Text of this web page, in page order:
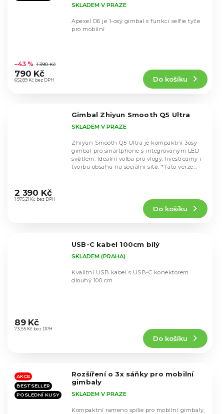
hodnocení
produktu
je
SKLADEM V PRAZE
652,89 Kč bez DPH
–43 % 1 390 Kč
790 Kč
Do košíku
Apexel D6 je 1-osý gimbal s funkcí selfie tyče
pro mobilní
Gimbal Zhiyun Smooth Q5 Ultra
hodnocení
produktu
SKLADEM V PRAZE
1 975,21 Kč bez DPH
2 390 Kč
Do košíku
Zhiyun Smooth Q5 Ultra je kompaktní 3osý
gimbal pro smartphone s integrovaným LED
světlem. Ideální volba pro vlogy, livestreamy i
tvorbu obsahu na sociální sítě. *Tato verze...
USB-C kabel 100cm bílý
hodnocení
produktu
hvězdiček.
SKLADEM (PRAHA)
73,55 Kč bez DPH
89 Kč
Do košíku
Kvalitní USB kabel s USB-C konektorem
dlouhý 100 cm.
AKCE
BESTSELLER
POSLEDNÍ KUSY
Rozšíření o 3x sáňky pro mobilní
gimbaly
SKLADEM V PRAZE
Kompaktní rameno spíše pro mobilní gimbaly,